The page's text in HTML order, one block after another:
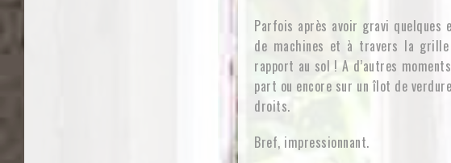
Parfois après avoir gravi quelques
de machines et à travers la
rapport au sol ! A d’autres
part ou encore sur un îlot de
droits.
Bref, impressionnant.